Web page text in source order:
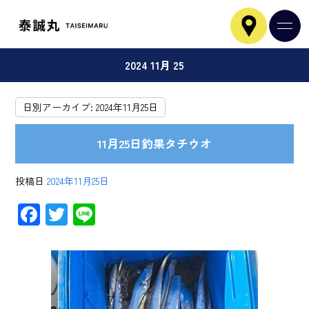
2024 11月 25
日別アーカイブ:2024年11月25日
11月25日釣果タチウオ
投稿日 2024年11月25日
F
e
b
T
tt
er